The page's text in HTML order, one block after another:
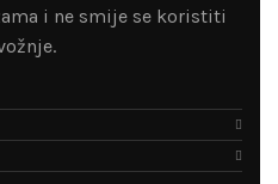
i ne smije se koristiti